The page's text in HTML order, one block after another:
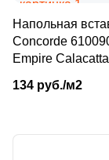
Напольная
Concorde
Empire
полированная
134 руб./м2